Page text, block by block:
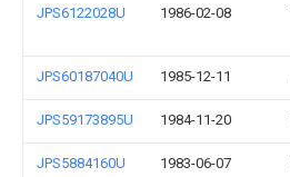
JPS6122028U 1986-02-08
JPS60187040U 1985-12-11
JPS59173895U 1984-11-20
JPS5884160U 1983-06-07